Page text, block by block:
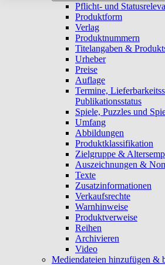
Pflicht- und
Produktform
Verlag
Produktnummern
Titelangaben &
Urheber
Preise
Auflage
Termine,
Publikationsstatus
Spiele, Puzzles und
Umfang
Abbildungen
Produktklassifikation
Zielgruppe &
Auszeichnungen &
Texte
Zusatzinformationen
Verkaufsrechte
Warnhinweise
Produktverweise
Reihen
Archivieren
Video
Mediendateien hinzufügen &